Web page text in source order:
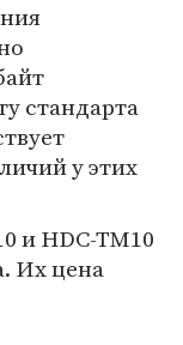
стандарта
у этих
и HDC-TM10
Их цена